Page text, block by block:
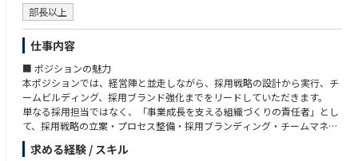
・経営層や海外本社との接点が多く、事業に近い立場でコンプライアンス
推進を担えるポジション
・製薬・ヘルスケア業界における高度なコンプライアンス経験を積むこと
ができる環境
・Mission「次世代によりよい世界を」に共感し、主体的かつ自由に企業カ
ルチャーをゼロから一緒に創りあげていきたい方
部長以上
仕事内容
■ ポジションの魅力
本ポジションでは、経営陣と並走しながら、採用戦略の設計から実行、チ
ームビルディング、採用ブランド強化までをリードしていただきます。
単なる採用担当ではなく、「事業成長を支える組織づくりの責任者」とし
て、採用戦略の立案・プロセス整備・採用ブランディング・チームマネジ
メントを一気通貫で推進していただきます。
求める経験 / スキル